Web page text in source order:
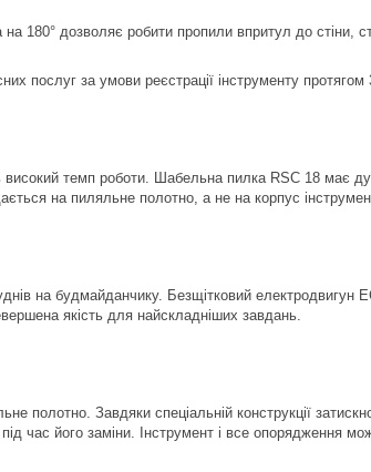
180° дозволяє робити пропили впритул до стіни,
послуг за умови реєстрації інструменту протягом
високий темп роботи. Шабельна пилка RSC 18 має
на пиляльне полотно, а не на корпус
на будмайданчику. Безщітковий електродвигун
якість для найскладніших завдань.
полотно. Завдяки спеціальній конструкції
час його заміни. Інструмент і все опорядження